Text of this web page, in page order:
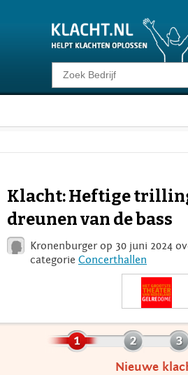
Klacht melden
Consumentenrecht
Voor Bedrijven
Login
Klacht: Heftige
dreunen van de bass
Kronenburger op 30 juni 2024
categorie Concerthallen
Nieuwe